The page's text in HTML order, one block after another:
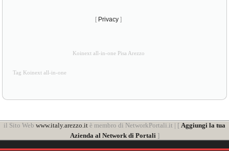
[ Privacy ]
Koinext all-in-one Pisa Arezzo
Tag Koinext all-in-one
il Sito Web www.italy.arezzo.it è membro di NetworkPortali.it | [ Aggiungi la tua
Azienda al Network di Portali]